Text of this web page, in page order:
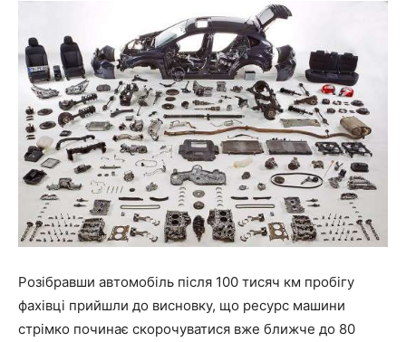
Розібравши автомобіль після 100 тисяч км пробігу
фахівці прийшли до висновку, що ресурс машини
стрімко починає скорочуватися вже ближче до 80